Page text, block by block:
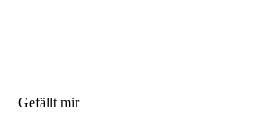
Gefällt mir